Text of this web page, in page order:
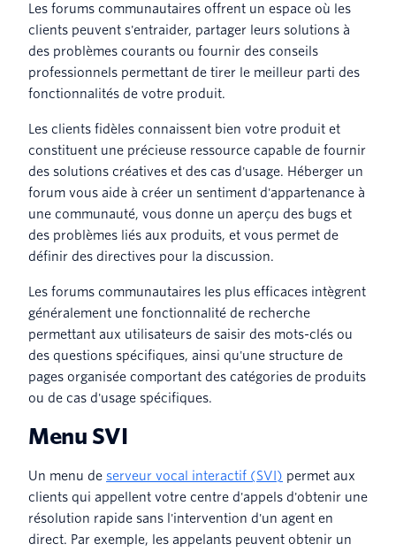
Les forums communautaires offrent un espace où les
clients peuvent s'entraider, partager leurs solutions à
des problèmes courants ou fournir des conseils
professionnels permettant de tirer le meilleur parti des
fonctionnalités de votre produit.
Les clients fidèles connaissent bien votre produit et
constituent une précieuse ressource capable de fournir
des solutions créatives et des cas d'usage. Héberger un
forum vous aide à créer un sentiment d'appartenance à
une communauté, vous donne un aperçu des bugs et
des problèmes liés aux produits, et vous permet de
définir des directives pour la discussion.
Les forums communautaires les plus efficaces intègrent
généralement une fonctionnalité de recherche
permettant aux utilisateurs de saisir des mots-clés ou
des questions spécifiques, ainsi qu'une structure de
pages organisée comportant des catégories de produits
ou de cas d'usage spécifiques.
Menu SVI
Un menu de serveur vocal interactif (SVI) permet aux
clients qui appellent votre centre d'appels d'obtenir une
résolution rapide sans l'intervention d'un agent en
direct. Par exemple, les appelants peuvent obtenir un